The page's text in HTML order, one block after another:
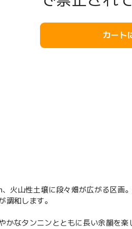
カート
火山性土壌に段々畑が広がる区画
調和します。
なタンニンとともに長い余韻を楽